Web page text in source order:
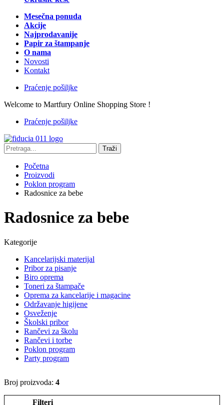
Mesečna ponuda
Akcije
Najprodavanije
Papir za štampanje
O nama
Novosti
Kontakt
Praćenje pošiljke
Welcome to Martfury Online Shopping Store !
Praćenje pošiljke
Traži
Početna
Proizvodi
Poklon program
Radosnice za bebe
Radosnice za bebe
Kategorije
Kancelarijski materijal
Pribor za pisanje
Biro oprema
Toneri za štampače
Oprema za kancelarije i magacine
Održavanje higijene
Osveženje
Školski pribor
Rančevi za školu
Rančevi i torbe
Poklon program
Party program
Broj proizvoda: 4
Filteri